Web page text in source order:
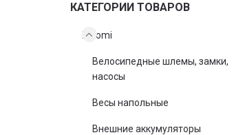
КАТЕГОРИИ ТОВАРОВ
Xiaomi
Велосипедные шлемы, замки,
насосы
Весы напольные
Внешние аккумуляторы